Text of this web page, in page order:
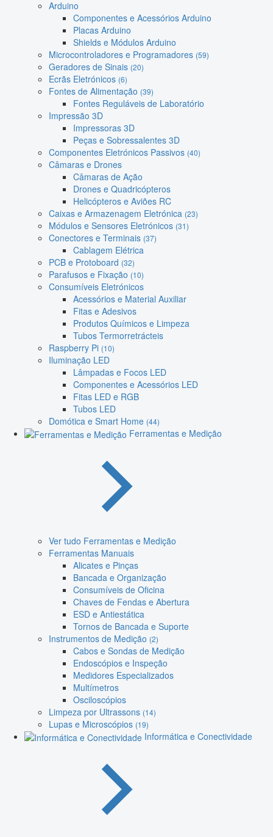
Arduino
Componentes e Acessórios Arduino
Placas Arduino
Shields e Módulos Arduino
Microcontroladores e Programadores (59)
Geradores de Sinais (20)
Ecrãs Eletrónicos (6)
Fontes de Alimentação (39)
Fontes Reguláveis de Laboratório
Impressão 3D
Impressoras 3D
Peças e Sobressalentes 3D
Componentes Eletrónicos Passivos (40)
Câmaras e Drones
Câmaras de Ação
Drones e Quadricópteros
Helicópteros e Aviões RC
Caixas e Armazenagem Eletrónica (23)
Módulos e Sensores Eletrónicos (31)
Conectores e Terminais (37)
Cablagem Elétrica
PCB e Protoboard (32)
Parafusos e Fixação (10)
Consumíveis Eletrónicos
Acessórios e Material Auxiliar
Fitas e Adesivos
Produtos Químicos e Limpeza
Tubos Termorretrácteis
Raspberry Pi (10)
Iluminação LED
Lâmpadas e Focos LED
Componentes e Acessórios LED
Fitas LED e RGB
Tubos LED
Domótica e Smart Home (44)
Ferramentas e Medição
Ver tudo Ferramentas e Medição
Ferramentas Manuais
Alicates e Pinças
Bancada e Organização
Consumíveis de Oficina
Chaves de Fendas e Abertura
ESD e Antiestática
Tornos de Bancada e Suporte
Instrumentos de Medição (2)
Cabos e Sondas de Medição
Endoscópios e Inspeção
Medidores Especializados
Multímetros
Osciloscópios
Limpeza por Ultrassons (14)
Lupas e Microscópios (19)
Informática e Conectividade